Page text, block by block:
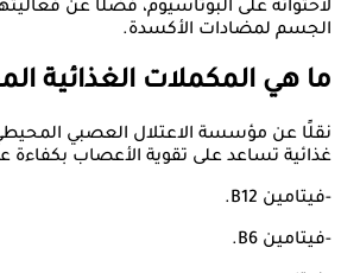
لاحتوائه على البوتاسيوم، فضلًا عن
الجسم لمضادات الأكسدة.
ما هي المكملات الغذائية
غذائية تساعد على تقوية الأعصاب بكفاءة
-فيتامين B12.
-فيتامين B6.